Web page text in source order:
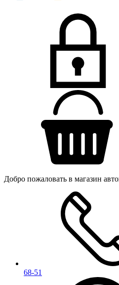
Добро пожаловать в магазин
68-51